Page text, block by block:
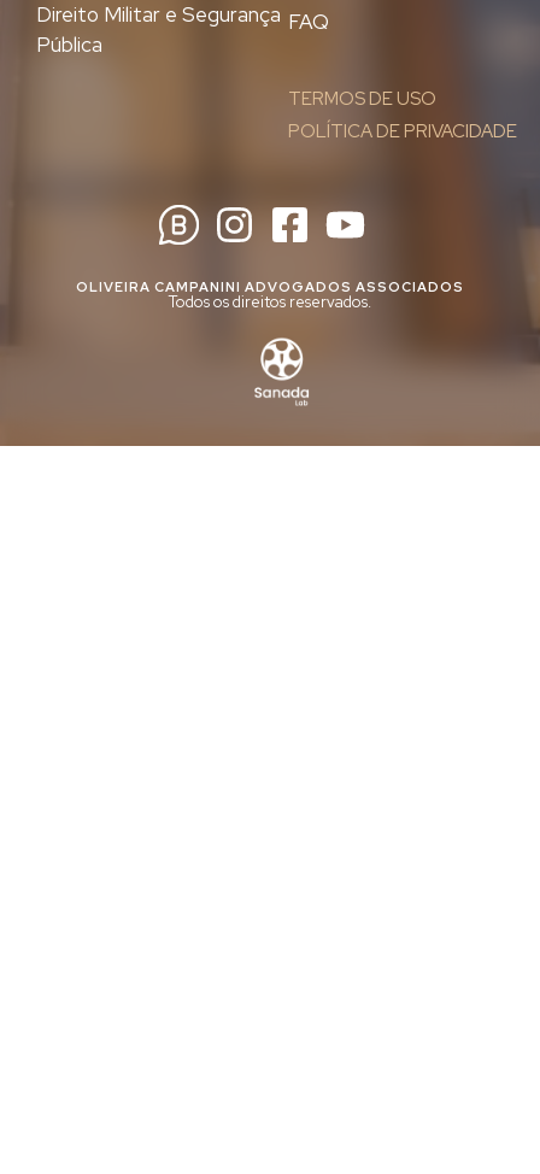
FAQ
TERMOS DE USO
POLÍTICA DE PRIVACIDADE
Direito Militar e Segurança
Pública
OLIVEIRA CAMPANINI ADVOGADOS ASSOCIADOS
Todos os direitos reservados.